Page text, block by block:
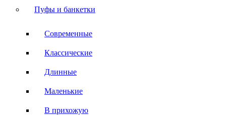
Пуфы и банкетки
Современные
Классические
Длинные
Маленькие
В прихожую